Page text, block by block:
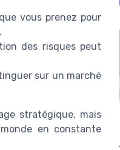
vous prenez pour
des risques peut
sur un marché
stratégique, mais
en constante